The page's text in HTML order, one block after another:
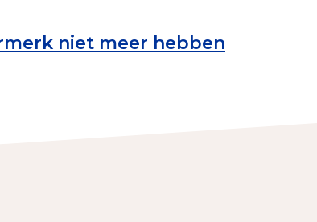
niet meer hebben